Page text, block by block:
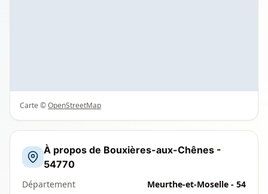
Carte ©OpenStreetMap
À propos de Bouxières-aux-Chênes -
54770
Département Meurthe-et-Moselle - 54